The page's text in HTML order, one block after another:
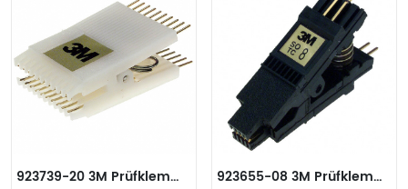
923739-20 3M Prüfklemmen - IC 923655-08 3M Prüfklemmen - IC